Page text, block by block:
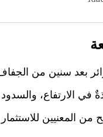
بعد سنين من
في الارتفاع،
المعنيين للاستثمار